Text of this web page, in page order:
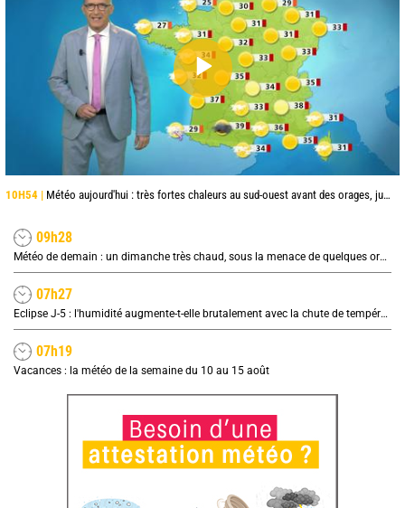
10H54 | Météo aujourd'hui : très fortes chaleurs au sud-ouest avant des orages, jusqu'à 39°C
09h28
Météo de demain : un dimanche très chaud, sous la menace de quelques orages
07h27
Eclipse J-5 : l'humidité augmente-t-elle brutalement avec la chute de température pendant l'éclipse du 12 août ?
07h19
Vacances : la météo de la semaine du 10 au 15 août